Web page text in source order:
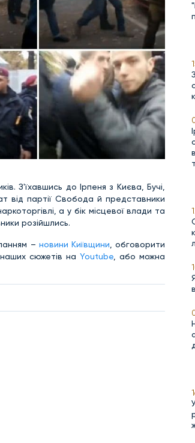
З'їхавшись до Ірпеня з Києва, Бучі,
від партії Свобода й представники
а у бік місцевої влади та
розійшлись.
– новини Київщини , обговорити
сюжетів на Youtube , або можна